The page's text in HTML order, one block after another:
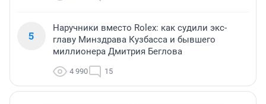
5
Наручники вместо Rolex: как судили экс-
главу Минздрава Кузбасса и бывшего
миллионера Дмитрия Беглова
4 990 15